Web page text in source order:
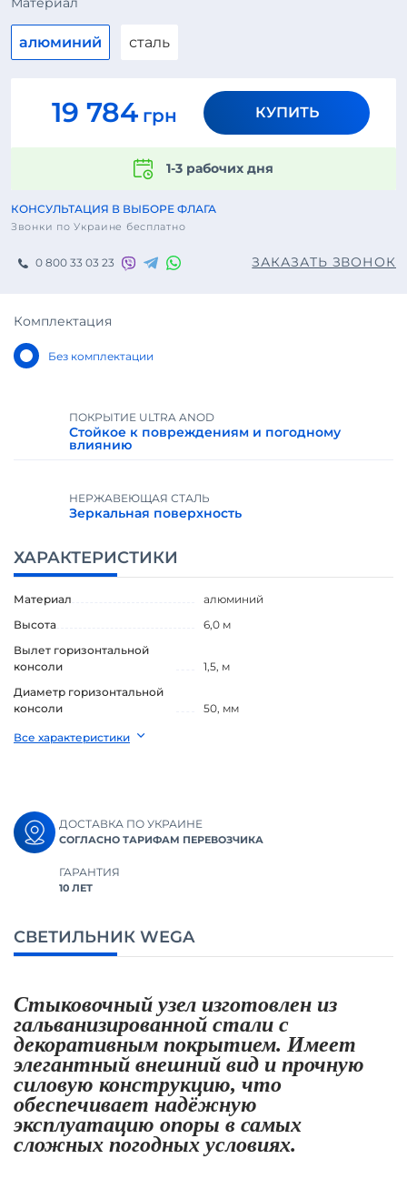
алюминий сталь
19 784 грн КУПИТЬ
1-3 рабочих дня
КОНСУЛЬТАЦИЯ В ВЫБОРЕ ФЛАГА
Звонки по Украине бесплатно
0 800 33 03 23 ЗАКАЗАТЬ ЗВОНОК
Комплектация
Без комплектации
ПОКРЫТИЕ ULTRA ANOD
Стойкое к повреждениям и погодному
влиянию
НЕРЖАВЕЮЩАЯ СТАЛЬ
Зеркальная поверхность
ХАРАКТЕРИСТИКИ
Материал
алюминий
Высота
6,0 м
Вылет горизонтальной
консоли
1,5, м
Диаметр горизонтальной
консоли
50, мм
Все характеристики
ДОСТАВКА ПО УКРАИНЕ
СОГЛАСНО ТАРИФАМ ПЕРЕВОЗЧИКА
ГАРАНТИЯ
10 ЛЕТ
СВЕТИЛЬНИК WEGA
Стыковочный узел изготовлен из
гальванизированной стали с
декоративным покрытием. Имеет
элегантный внешний вид и прочную
силовую конструкцию, что
обеспечивает надёжную
эксплуатацию опоры в самых
сложных погодных условиях.